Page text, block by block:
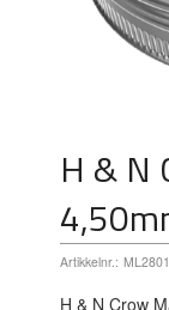
H & N
Artikkelnr.:
H & N Crow